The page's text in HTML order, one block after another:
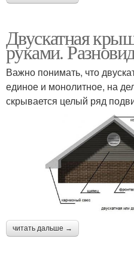
Двускатная
руками.
Важно понимать, что
единое и монолитное, на
скрывается целый ряд
читать дальше →